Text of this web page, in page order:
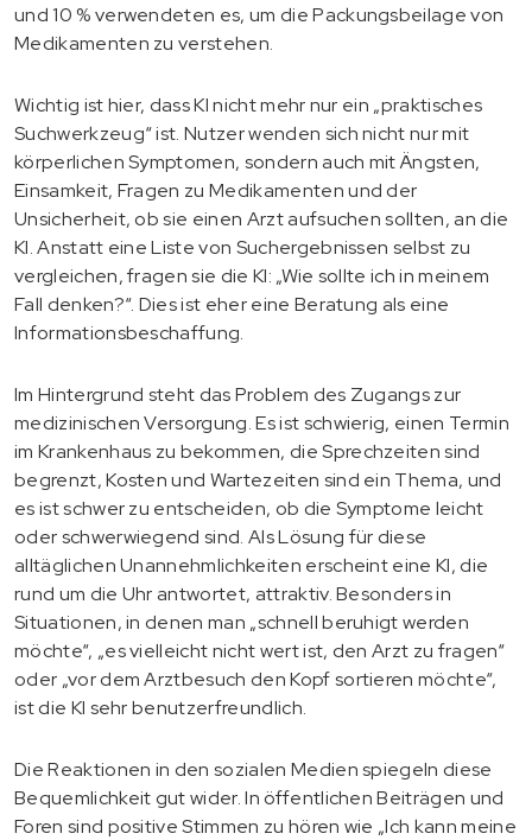
und 10 % verwendeten es, um die Packungsbeilage von
Medikamenten zu verstehen.
Wichtig ist hier, dass KI nicht mehr nur ein „praktisches
Suchwerkzeug“ ist. Nutzer wenden sich nicht nur mit
körperlichen Symptomen, sondern auch mit Ängsten,
Einsamkeit, Fragen zu Medikamenten und der
Unsicherheit, ob sie einen Arzt aufsuchen sollten, an die
KI. Anstatt eine Liste von Suchergebnissen selbst zu
vergleichen, fragen sie die KI: „Wie sollte ich in meinem
Fall denken?“. Dies ist eher eine Beratung als eine
Informationsbeschaffung.
Im Hintergrund steht das Problem des Zugangs zur
medizinischen Versorgung. Es ist schwierig, einen Termin
im Krankenhaus zu bekommen, die Sprechzeiten sind
begrenzt, Kosten und Wartezeiten sind ein Thema, und
es ist schwer zu entscheiden, ob die Symptome leicht
oder schwerwiegend sind. Als Lösung für diese
alltäglichen Unannehmlichkeiten erscheint eine KI, die
rund um die Uhr antwortet, attraktiv. Besonders in
Situationen, in denen man „schnell beruhigt werden
möchte“, „es vielleicht nicht wert ist, den Arzt zu fragen“
oder „vor dem Arztbesuch den Kopf sortieren möchte“,
ist die KI sehr benutzerfreundlich.
Die Reaktionen in den sozialen Medien spiegeln diese
Bequemlichkeit gut wider. In öffentlichen Beiträgen und
Foren sind positive Stimmen zu hören wie „Ich kann meine